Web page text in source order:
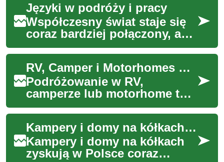
Języki w podróży i pracy
Współczesny świat staje się
coraz bardziej połączony, a
znajomość języków obcych
otwiera drzwi do
niezliczonych możli...
RV, Camper i Motorhomes — przewodnik po pojazdach kempingowych
Podróżowanie w RV,
camperze lub motorhome to
połączenie mobilności i
komfortu mieszkania. Ten
przewodnik wyjaśnia pod... Kampery i domy na kółkach: przewodnik po podróżach i wakacjach
Kampery i domy na kółkach
zyskują w Polsce coraz